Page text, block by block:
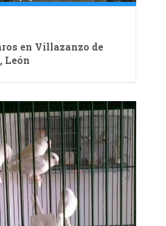
en Villazanzo de
León